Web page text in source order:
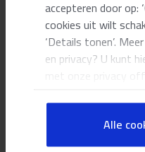
accepteren door op:
cookies uit wilt
‘Details tonen’.
en privacy? U kunt
Alle
info@dgmr.nl
+31 88 - 346 75 00
Terms & conditions
Privacy statement
Disclaimer